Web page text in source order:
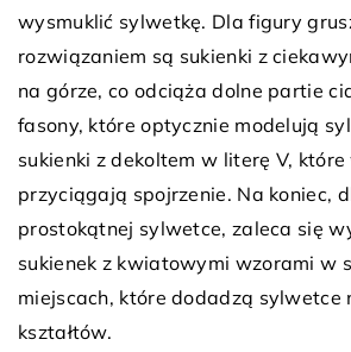
wysmuklić sylwetkę. Dla figury
rozwiązaniem są sukienki z
na górze, co odciąża dolne partie
fasony, które optycznie modelują
sukienki z dekoltem w literę V, które
przyciągają spojrzenie. Na koniec,
prostokątnej sylwetce, zaleca się
sukienek z kwiatowymi wzorami w
miejscach, które dodadzą sylwetce
kształtów.